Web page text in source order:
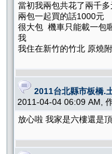
當初我兩包共花了兩千
兩包一起買的話1000元
很大包 機車只能載一包
我
我住在新竹的竹北 原燒
2011台北縣市板橋.
2011-04-04 06:09 AM,
放心啦 我家是六樓還是